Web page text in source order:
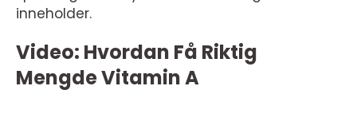
inneholder.
Video: Hvordan Få Riktig
Mengde Vitamin A